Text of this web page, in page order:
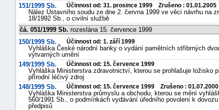
151/1999 Sb.
Účinnost od: 31. prosince 1999 Zrušeno : 01.01.2005
Nález Ústavního soudu ze dne 2. června 1999 ve věci návrhu na
18/1992 Sb., o civilní službě
čá. 051/1999 Sb. rozeslána 15. července 1999
150/1999 Sb.
Účinnost od: 1. září 1999
Vyhláška České národní banky o vydání pamětních stříbrných
výtvarných umění
149/1999 Sb.
Účinnost od: 15. července 1999
Vyhláška Ministerstva zdravotnictví, kterou se prohlašuje ložisko
přírodní léčivý zdroj
148/1999 Sb.
Účinnost od: 15. července 1999 Zrušeno : 01.07.2000
Vyhláška Ministerstva průmyslu a obchodu, kterou se mění
560/1991 Sb., o podmínkách vydávání úředního povolení k
předpisů